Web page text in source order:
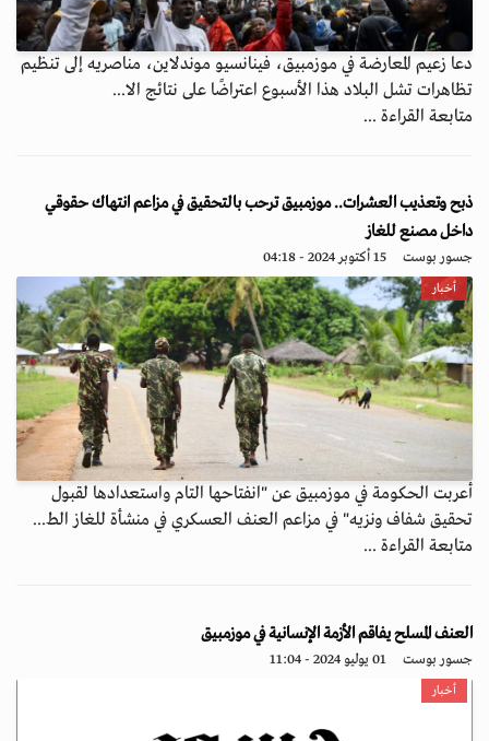
دعا زعيم المعارضة في موزمبيق، فينانسيو موندلاين، مناصريه إلى تنظيم
تظاهرات تشل البلاد هذا الأسبوع اعتراضًا على نتائج الا...
متابعة القراءة ...
ذبح وتعذيب العشرات.. موزمبيق ترحب بالتحقيق في مزاعم انتهاك حقوقي
داخل مصنع للغاز
جسور بوست 15 أكتوبر 2024 - 04:18
أخبار
أعربت الحكومة في موزمبيق عن "انفتاحها التام واستعدادها لقبول
تحقيق شفاف ونزيه" في مزاعم العنف العسكري في منشأة للغاز الط...
متابعة القراءة ...
العنف المسلح يفاقم الأزمة الإنسانية في موزمبيق
جسور بوست 01 يوليو 2024 - 11:04
أخبار